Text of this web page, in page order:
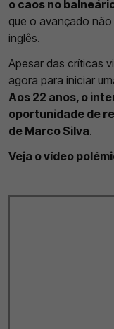
o caos no
que o avançado
inglês.
Apesar das críticas
agora para iniciar
Aos 22 anos, o
oportunidade de
de Marco Silva.
Veja o vídeo